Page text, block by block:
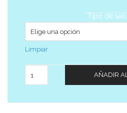
Tipo de
Limpiar
AÑADIR